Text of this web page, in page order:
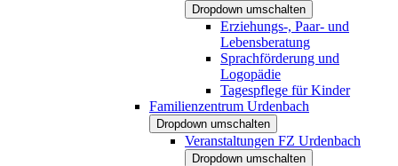
Dropdown umschalten
Erziehungs-, Paar- und
Lebensberatung
Sprachförderung und
Logopädie
Tagespflege für Kinder
Familienzentrum Urdenbach
Dropdown umschalten
Veranstaltungen FZ Urdenbach
Dropdown umschalten